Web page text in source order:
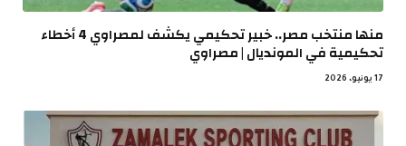
منها منتخب مصر.. خبير تحكيمي يكشف لمصراوي 4 أخطاء
تحكيمية في المونديال | مصراوي
17 يونيو، 2026